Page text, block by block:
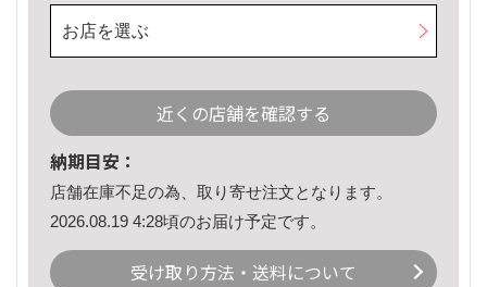
お店を選ぶ
近くの店舗を確認する
納期目安：
店舗在庫不足の為、取り寄せ注文となります。
2026.08.19 4:28頃のお届け予定です。
受け取り方法・送料について